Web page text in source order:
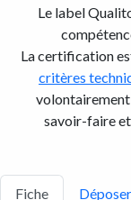
Le label
La certification
critères
volontairement
savoir-faire et
Fiche